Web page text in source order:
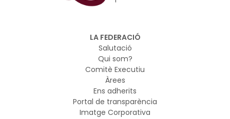
LA FEDERACIÓ
Salutació
Qui som?
Comitè Executiu
Àrees
Ens adherits
Portal de transparència
Imatge Corporativa